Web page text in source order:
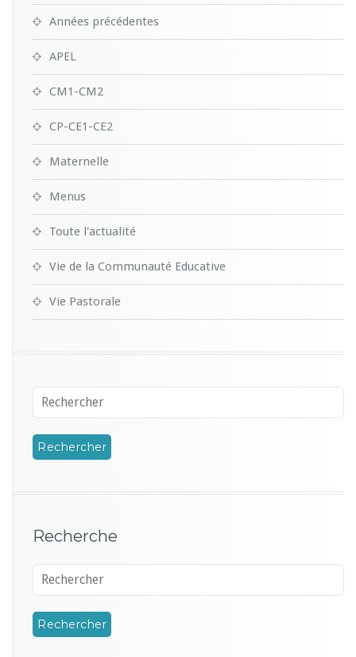
Années précédentes
APEL
CM1-CM2
CP-CE1-CE2
Maternelle
Menus
Toute l'actualité
Vie de la Communauté Educative
Vie Pastorale
Recherche